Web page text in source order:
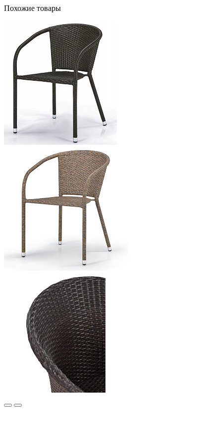
Похожие товары